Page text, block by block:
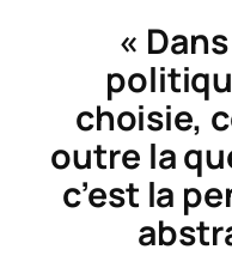
«
choisie,
outre la
c’est la